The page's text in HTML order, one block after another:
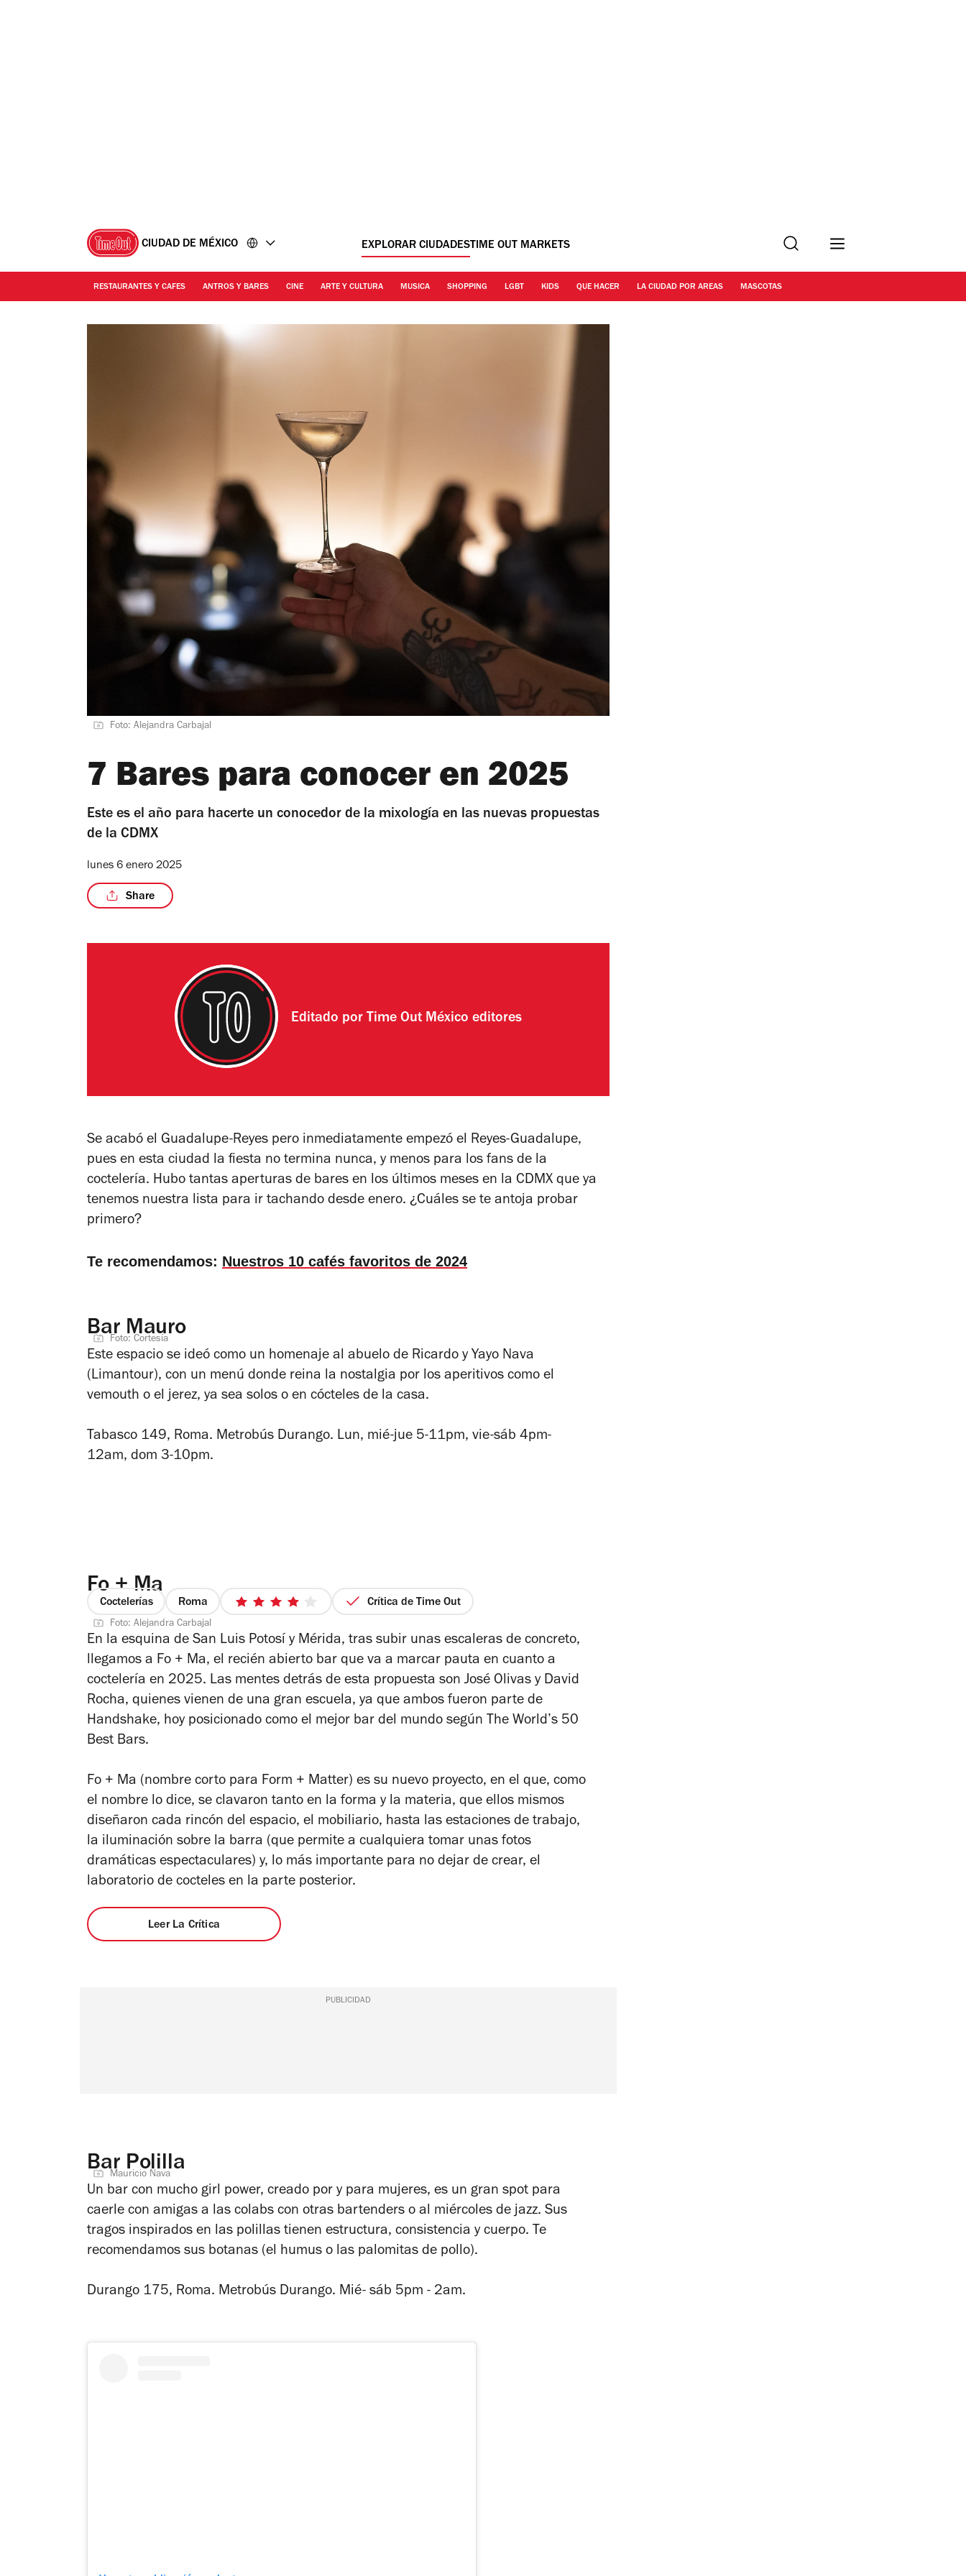
CIUDAD DE MÉXICO EXPLORAR CIUDADESTIME OUT MARKETS Buscar
RESTAURANTES Y CAFES ANTROS Y BARES CINE ARTE Y CULTURA MUSICA SHOPPING LGBT KIDS QUE HACER LA CIUDAD POR AREAS MASCOTAS
Foto: Alejandra Carbajal
7 Bares para conocer en 2025
Este es el año para hacerte un conocedor de la mixología en las nuevas propuestas
de la CDMX
lunes 6 enero 2025
Share
Editado por Time Out México editores
Se acabó el Guadalupe-Reyes pero inmediatamente empezó el Reyes-Guadalupe,
pues en esta ciudad la fiesta no termina nunca, y menos para los fans de la
coctelería. Hubo tantas aperturas de bares en los últimos meses en la CDMX que ya
tenemos nuestra lista para ir tachando desde enero. ¿Cuáles se te antoja probar
primero?
Te recomendamos: Nuestros 10 cafés favoritos de 2024
Bar Mauro
Foto: Cortesía
Este espacio se ideó como un homenaje al abuelo de Ricardo y Yayo Nava
(Limantour), con un menú donde reina la nostalgia por los aperitivos como el
vemouth o el jerez, ya sea solos o en cócteles de la casa.
Tabasco 149, Roma. Metrobús Durango. Lun, mié-jue 5-11pm, vie-sáb 4pm-
12am, dom 3-10pm.
Fo + Ma
Coctelerías Roma
4
5
estrellas
Crítica de Time Out
Foto: Alejandra Carbajal
En la esquina de San Luis Potosí y Mérida, tras subir unas escaleras de concreto,
llegamos a Fo + Ma, el recién abierto bar que va a marcar pauta en cuanto a
coctelería en 2025. Las mentes detrás de esta propuesta son José Olivas y David
Rocha, quienes vienen de una gran escuela, ya que ambos fueron parte de
Handshake, hoy posicionado como el mejor bar del mundo según The World’s 50
Best Bars.
Fo + Ma (nombre corto para Form + Matter) es su nuevo proyecto, en el que, como
el nombre lo dice, se clavaron tanto en la forma y la materia, que ellos mismos
diseñaron cada rincón del espacio, el mobiliario, hasta las estaciones de trabajo,
la iluminación sobre la barra (que permite a cualquiera tomar unas fotos
dramáticas espectaculares) y, lo más importante para no dejar de crear, el
laboratorio de cocteles en la parte posterior.
Leer La Crítica
PUBLICIDAD
Bar Polilla
Mauricio Nava
Un bar con mucho girl power, creado por y para mujeres, es un gran spot para
caerle con amigas a las colabs con otras bartenders o al miércoles de jazz. Sus
tragos inspirados en las polillas tienen estructura, consistencia y cuerpo. Te
recomendamos sus botanas (el humus o las palomitas de pollo).
Durango 175, Roma. Metrobús Durango. Mié- sáb 5pm - 2am.